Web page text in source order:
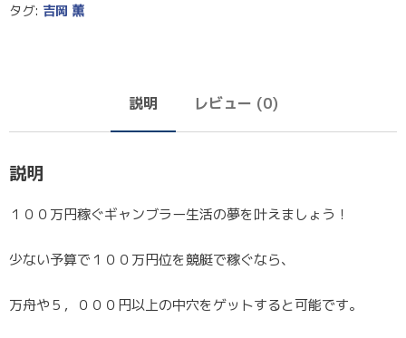
タグ: 吉岡 薫
説明 レビュー (0)
説明
１００万円稼ぐギャンブラー生活の夢を叶えましょう！
少ない予算で１００万円位を競艇で稼ぐなら、
万舟や５，０００円以上の中穴をゲットすると可能です。